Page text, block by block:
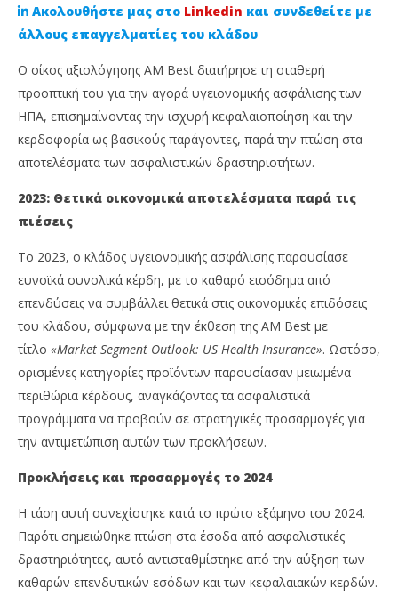
AM Best: Πώς αξιολογεί τον κλάδο ασφάλισης
υγείας στις ΗΠΑ
Νοεμβρίου,
2024
Cyprus
Insurance
Team
Ακολουθήστε μας στο Linkedin και συνδεθείτε με
άλλους επαγγελματίες του κλάδου
Ο οίκος αξιολόγησης AM Best διατήρησε τη σταθερή
προοπτική του για την αγορά υγειονομικής ασφάλισης των
ΗΠΑ, επισημαίνοντας την ισχυρή κεφαλαιοποίηση και την
κερδοφορία ως βασικούς παράγοντες, παρά την πτώση στα
αποτελέσματα των ασφαλιστικών δραστηριοτήτων.
2023: Θετικά οικονομικά αποτελέσματα παρά τις
πιέσεις
Το 2023, ο κλάδος υγειονομικής ασφάλισης παρουσίασε
ευνοϊκά συνολικά κέρδη, με το καθαρό εισόδημα από
επενδύσεις να συμβάλλει θετικά στις οικονομικές επιδόσεις
του κλάδου, σύμφωνα με την έκθεση της AM Best με
τίτλο «Market Segment Outlook: US Health Insurance». Ωστόσο,
ορισμένες κατηγορίες προϊόντων παρουσίασαν μειωμένα
περιθώρια κέρδους, αναγκάζοντας τα ασφαλιστικά
προγράμματα να προβούν σε στρατηγικές προσαρμογές για
την αντιμετώπιση αυτών των προκλήσεων.
Προκλήσεις και προσαρμογές το 2024
Η τάση αυτή συνεχίστηκε κατά το πρώτο εξάμηνο του 2024.
Παρότι σημειώθηκε πτώση στα έσοδα από ασφαλιστικές
δραστηριότητες, αυτό αντισταθμίστηκε από την αύξηση των
καθαρών επενδυτικών εσόδων και των κεφαλαιακών κερδών.